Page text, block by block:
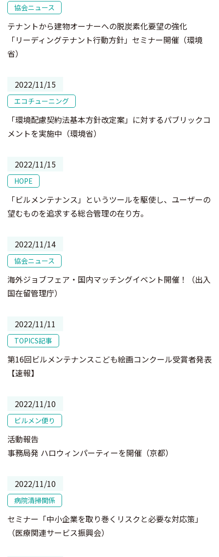
協会ニュース
テナントから建物オーナーへの脱炭素化要望の強化
「リーディングテナント行動方針」セミナー開催（環境
省）
2022/11/15
エコチューニング
「環境配慮契約法基本方針改定案」に対するパブリックコ
メントを実施中（環境省）
2022/11/15
HOPE
「ビルメンテナンス」というツールを駆使し、ユーザーの
望むものを追求する総合管理の在り方。
2022/11/14
協会ニュース
海外ジョブフェア・国内マッチングイベント開催！（出入
国在留管理庁）
2022/11/11
TOPICS記事
第16回ビルメンテナンスこども絵画コンクール受賞者発表
【速報】
2022/11/10
ビルメン便り
活動報告
事務局発 ハロウィンパーティーを開催（京都）
2022/11/10
病院清掃関係
セミナー「中小企業を取り巻くリスクと必要な対応策」
（医療関連サービス振興会）